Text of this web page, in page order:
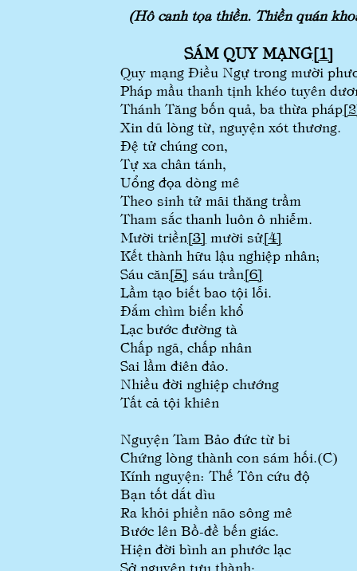
(Hô canh tọa thiền. Thiền quán
SÁM QUY MẠNG[1]
Quy mạng Điều Ngự trong mười
Pháp mầu thanh tịnh khéo tuyên
Thánh Tăng bốn quả, ba thừa pháp
Xin dũ lòng từ, nguyện xót thương.
Đệ tử chúng con,
Tự xa chân tánh,
Uổng đọa dòng mê
Theo sinh tử mãi thăng trầm
Tham sắc thanh luôn ô nhiễm.
Mười triền[3] mười sử[4]
Kết thành hữu lậu nghiệp nhân;
Sáu căn[5] sáu trần[6]
Lầm tạo biết bao tội lỗi.
Đắm chìm biển khổ
Lạc bước đường tà
Chấp ngã, chấp nhân
Sai lầm điên đảo.
Nhiều đời nghiệp chướng
Tất cả tội khiên
Nguyện Tam Bảo đức từ bi
Chứng lòng thành con sám hối.(C)
Kính nguyện: Thế Tôn cứu độ
Bạn tốt dắt dìu
Ra khỏi phiền não sông mê
Bước lên Bồ-đề bến giác.
Hiện đời bình an phước lạc
Sở nguyện tựu thành;